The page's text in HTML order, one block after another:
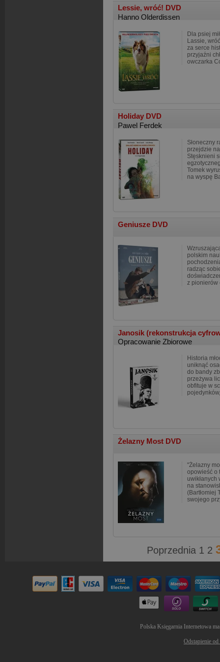
Lessie, wróć! DVD
Hanno Olderdissen
Dla psiej
Lassie,
za serce
przyjaźni
owczarka
Holiday DVD
Pawel Ferdek
Słoneczny
przejdzie
Stęsknieni
Tomek
na wyspę
Geniusze DVD
polskim
radząc
z pionierów
Janosik (rekonstrukcja
Opracowanie Zbiorowe
Historia
uniknąć
do bandy
przeżywa
obfituje w
Żelazny Most DVD
"Żelazny
opowieść o
uwikłanych
na
(Bartłomiej
swojego
Poprzednia 1 2
Polska Księgarnia Internetowa
Odstąpienie